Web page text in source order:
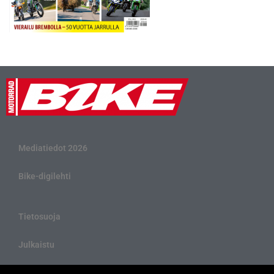
Mediatiedot 2026
Bike-digilehti
Tietosuoja
Julkaistu